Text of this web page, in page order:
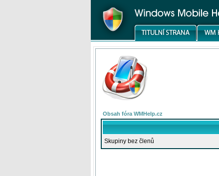
Obsah fóra WMHelp.cz
Skupiny bez členů